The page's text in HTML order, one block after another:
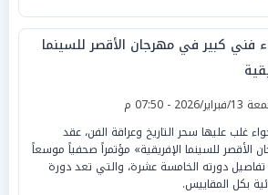
فني كبير في مهرجان الأقصر للسينما
2026 - 07:50 م
غلب عليها سحر التاريخ وعراقة الفن، عقد
الأقصر للسينما الإفريقية» مؤتمراً صحفياً موسعاً
تفاصيل دورته الخامسة عشرة، والتي تعد دورة
بكل المقاييس.